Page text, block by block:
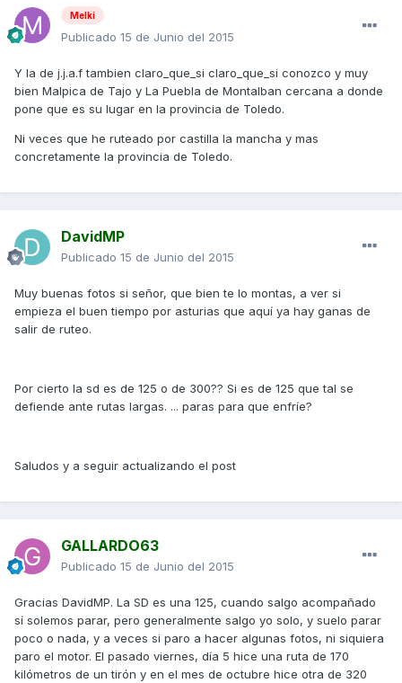
Melki
Publicado 15 de Junio del 2015
Y la de j.j.a.f tambien claro_que_si claro_que_si conozco y muy
bien Malpica de Tajo y La Puebla de Montalban cercana a donde
pone que es su lugar en la provincia de Toledo.
Ni veces que he ruteado por castilla la mancha y mas
concretamente la provincia de Toledo.
DavidMP
Publicado 15 de Junio del 2015
Muy buenas fotos si señor, que bien te lo montas, a ver si
empieza el buen tiempo por asturias que aquí ya hay ganas de
salir de ruteo.
Por cierto la sd es de 125 o de 300?? Si es de 125 que tal se
defiende ante rutas largas. ... paras para que enfríe?
Saludos y a seguir actualizando el post
GALLARDO63
Publicado 15 de Junio del 2015
Gracias DavidMP. La SD es una 125, cuando salgo acompañado
sí solemos parar, pero generalmente salgo yo solo, y suelo parar
poco o nada, y a veces si paro a hacer algunas fotos, ni siquiera
paro el motor. El pasado viernes, día 5 hice una ruta de 170
kilómetros de un tirón y en el mes de octubre hice otra de 320